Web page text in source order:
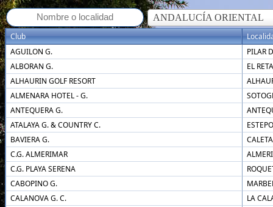
ANDALUCÍA ORIENTAL
Club
AGUILON G.
PILAR
ALBORAN G.
EL
ALHAURIN GOLF RESORT
ALMENARA HOTEL - G.
ANTEQUERA G.
ATALAYA G. & COUNTRY C.
BAVIERA G.
C.G. ALMERIMAR
C.G. PLAYA SERENA
CABOPINO G.
CALANOVA G. C.
LA